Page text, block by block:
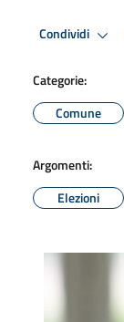
Condividi
Categorie:
Comune
Argomenti:
Elezioni